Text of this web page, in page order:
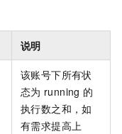
说明
该账号下所有状
态为 running 的
执行数之和，如
有需求提高上